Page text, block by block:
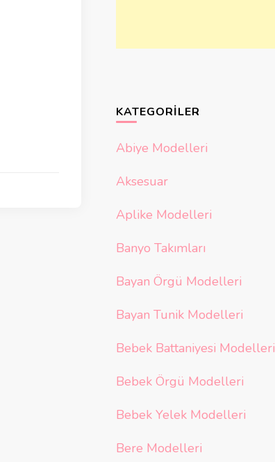
KATEGORILER
Abiye Modelleri
Aksesuar
Aplike Modelleri
Banyo Takımları
Bayan Örgü Modelleri
Bayan Tunik Modelleri
Bebek Battaniyesi Modelleri
Bebek Örgü Modelleri
Bebek Yelek Modelleri
Bere Modelleri